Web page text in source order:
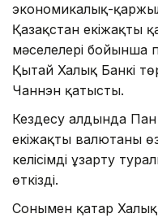
экономикалық-
Қазақстан екіжақты
мәселелері бойынша
Қытай Халық Банкі
Чаннэн қатысты.
Кездесу алдында
екіжақты валютаны
келісімді ұзарту
өткізді.
Сонымен қатар